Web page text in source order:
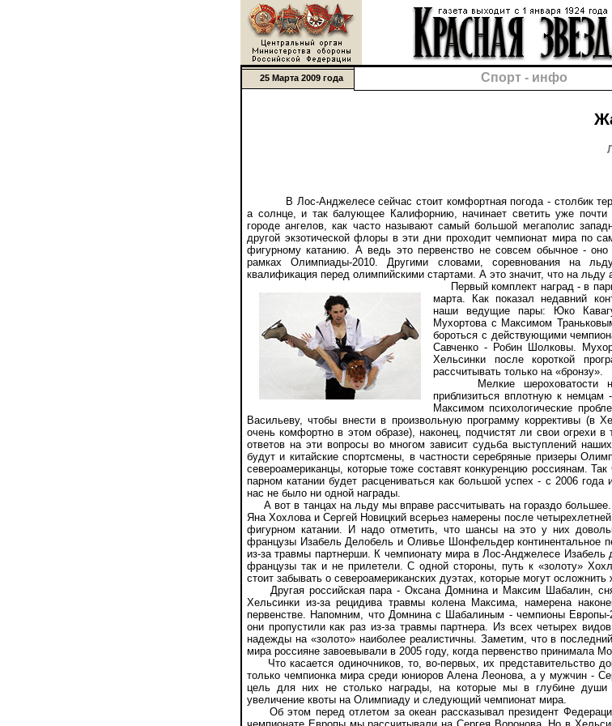
25 Марта 2009 года Спорт - инфо
В Лос-Анджелесе сейчас стоит комфортная погода - столбик
а солнце, и так балующее Калифорнию, начинает светить уже
городе ангелов, как часто называют самый большой мегаполис
другой экзотической флоры в эти дни проходит чемпионат мира по
фигурному катанию. А ведь это первенство не совсем обычное -
рамках Олимпиады-2010. Другими словами, соревнования на
квалификация перед олимпийскими стартами. А это значит, что на льду
Первый комплект наград - в
марта. Как показал недавний
наши ведущие пары: Юко
Мухортова с Максимом
бороться с действующими
Савченко - Робин Шолковы.
Хельсинки после короткой
рассчитывать только на «бронзу».
Мелкие шероховатости не
приблизиться вплотную к
Максимом психологические
Васильеву, чтобы внести в произвольную программу коррективы (в
очень комфортно в этом образе), наконец, подчистят ли свои огрехи
ответов на эти вопросы во многом зависит судьба выступлений
будут и китайские спортсмены, в частности серебряные призеры
североамериканцы, которые тоже составят конкуренцию россиянам.
парном катании будет расцениваться как большой успех - с 2006
нас не было ни одной награды.
А вот в танцах на льду мы вправе рассчитывать на гораздо
Яна Хохлова и Сергей Новицкий всерьез намерены после
фигурном катании. И надо отметить, что шансы на это у них
французы Изабель Делобель и Оливье Шонфельдер континентальное
из-за травмы партнерши. К чемпионату мира в Лос-Анджелесе
французы так и не прилетели. С одной стороны, путь к «золоту»
стоит забывать о североамериканских дуэтах, которые могут
Другая российская пара - Оксана Домнина и Максим Шабалин,
Хельсинки из-за рецидива травмы колена Максима, намерена
первенстве. Напомним, что Домнина с Шабалиным - чемпионы Европы-
они пропустили как раз из-за травмы партнера. Из всех четырех
надежды на «золото» наиболее реалистичны. Заметим, что в
мира россияне завоевывали в 2005 году, когда первенство принимала
Что касается одиночников, то, во-первых, их представительство
только чемпионка мира среди юниоров Алена Леонова, а у мужчин -
цель для них не столько награды, на которые мы в глубине души
увеличение квоты на Олимпиаду и следующий чемпионат мира.
Об этом перед отлетом за океан рассказывал президент